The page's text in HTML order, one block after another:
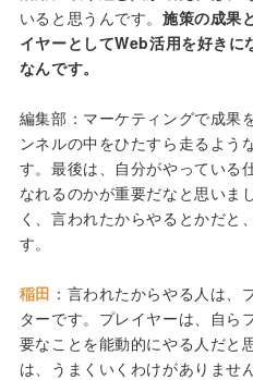
いると思うんです。 施策の成果
イヤーとしてWeb活用を好き
なんです。
編集部：マーケティングで成果
ンネルの中をひたすら走るよう
す。最後は、自分がやっている
なれるのかが重要だなと思いま
く、言われたからやるとかだと
す。
稲田 ：言われたからやる人は、
ターです。プレイヤーは、自ら
要なことを能動的にやる人だと
は、うまくいくわけがありませ